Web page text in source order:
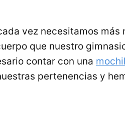
vez necesitamos
que nuestro
contar con una
pertenencias y